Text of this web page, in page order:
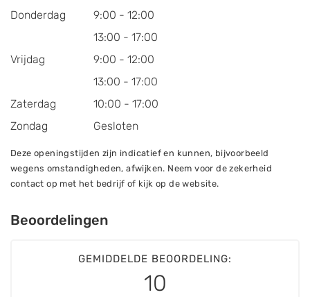
Donderdag
9:00 - 12:00
13:00 - 17:00
Vrijdag
9:00 - 12:00
13:00 - 17:00
Zaterdag
10:00 - 17:00
Zondag
Gesloten
Deze openingstijden zijn indicatief en kunnen, bijvoorbeeld
wegens omstandigheden, afwijken. Neem voor de zekerheid
contact op met het bedrijf of kijk op de website.
Beoordelingen
GEMIDDELDE BEOORDELING:
10